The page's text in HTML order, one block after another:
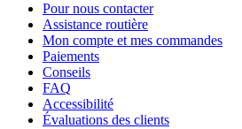
Pour nous contacter
Assistance routière
Mon compte et mes commandes
Paiements
Conseils
FAQ
Accessibilité
Évaluations des clients